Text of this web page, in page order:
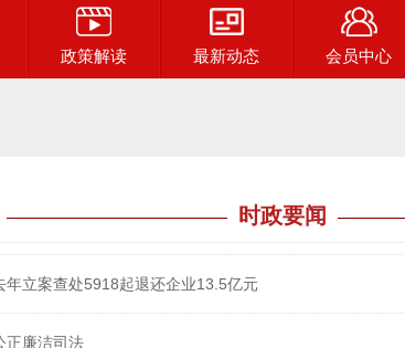
政策解读 最新动态 会员中心
时政要闻
立案查处5918起退还企业13.5亿元
正廉洁司法